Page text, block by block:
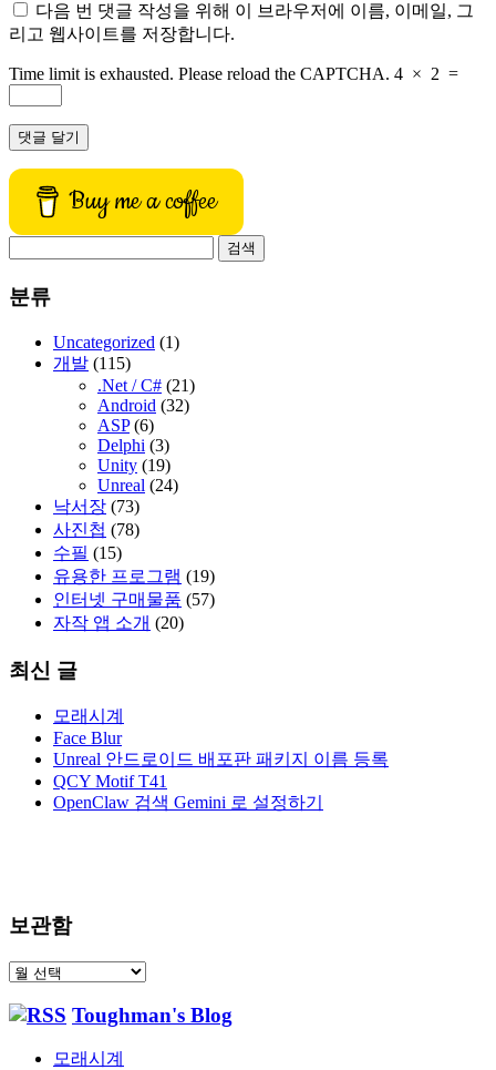
다음 번 댓글 작성을 위해 이 브라우저에 이름, 이메일, 그
리고 웹사이트를 저장합니다.
Time limit is exhausted. Please reload the CAPTCHA. 4 × 2 =
Buy me a coffee
분류
Uncategorized (1)
개발 (115)
.Net / C# (21)
Android (32)
ASP(6)
Delphi (3)
Unity (19)
Unreal (24)
낙서장 (73)
사진첩 (78)
수필 (15)
유용한 프로그램 (19)
인터넷 구매물품 (57)
자작 앱 소개 (20)
최신 글
모래시계
Face Blur
Unreal 안드로이드 배포판 패키지 이름 등록
QCY Motif T41
OpenClaw 검색 Gemini 로 설정하기
보관함
보
함
Toughman's Blog
모래시계